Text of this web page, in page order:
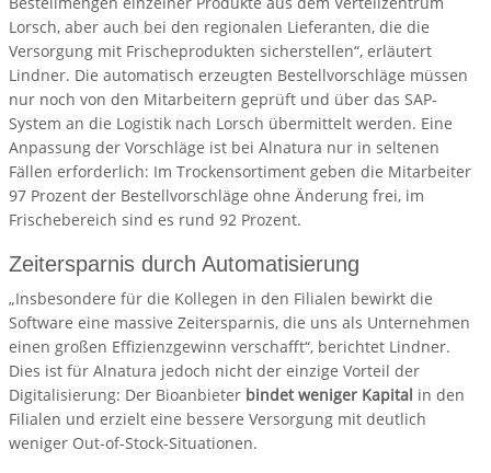
Lorsch, aber auch bei den regionalen Lieferanten, die die
Versorgung mit Frischeprodukten sicherstellen“, erläutert
Lindner. Die automatisch erzeugten Bestellvorschläge müssen
nur noch von den Mitarbeitern geprüft und über das SAP-
System an die Logistik nach Lorsch übermittelt werden. Eine
Anpassung der Vorschläge ist bei Alnatura nur in seltenen
Fällen erforderlich: Im Trockensortiment geben die Mitarbeiter
97 Prozent der Bestellvorschläge ohne Änderung frei, im
Frischebereich sind es rund 92 Prozent.
Zeitersparnis durch Automatisierung
„Insbesondere für die Kollegen in den Filialen bewirkt die
Software eine massive Zeitersparnis, die uns als Unternehmen
einen großen Effizienzgewinn verschafft“, berichtet Lindner.
Dies ist für Alnatura jedoch nicht der einzige Vorteil der
Digitalisierung: Der Bioanbieter bindet weniger Kapital in den
Filialen und erzielt eine bessere Versorgung mit deutlich
weniger Out-of-Stock-Situationen.